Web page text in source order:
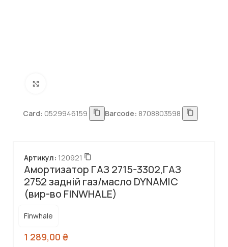
Card: 0529946159 Barcode: 8708803598
Амортизатор ГАЗ 2715-3302,ГАЗ
2752 задній газ/масло DYNAMIC
(вир-во FINWHALE)
Артикул: 120921
Finwhale
1 289,00 ₴